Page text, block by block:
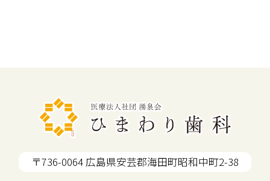
〒736-0064 広島県安芸郡海田町昭和中町2-38